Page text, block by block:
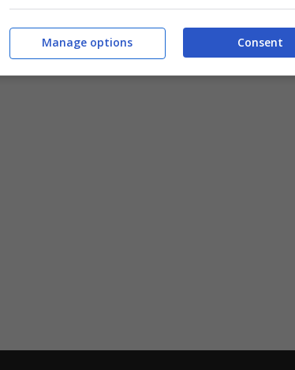
Consent
Manage options